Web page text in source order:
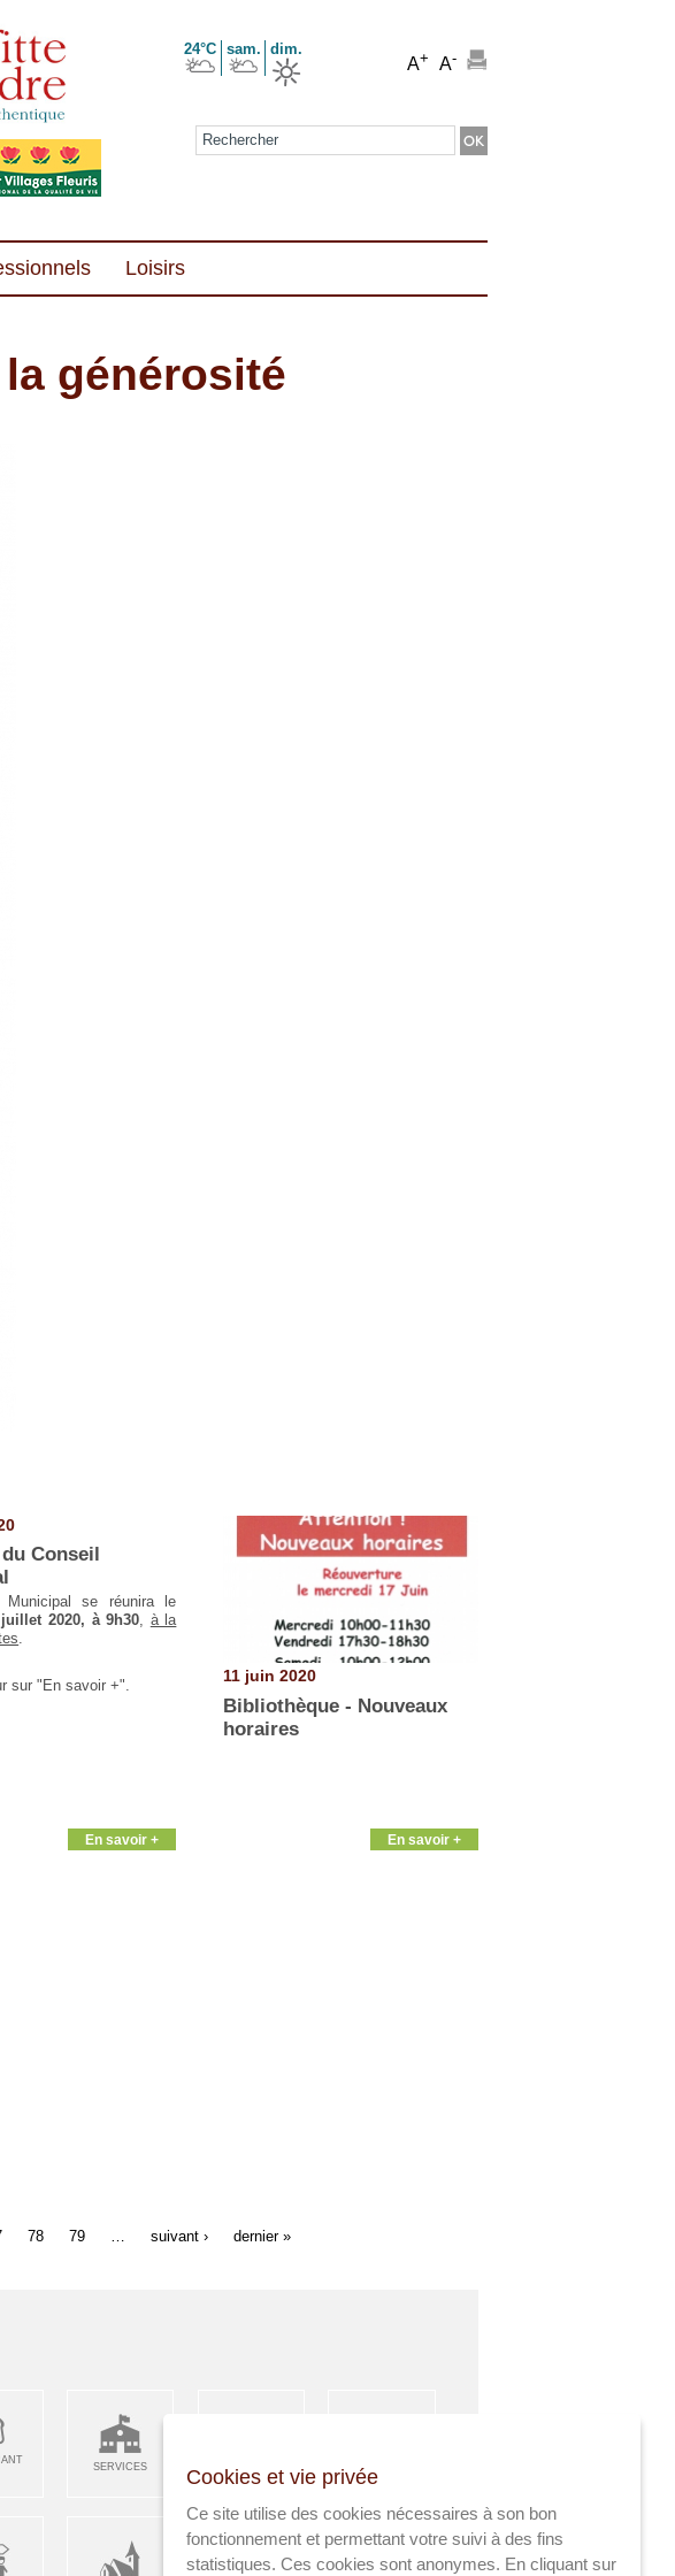
24°C sam. dim.
A+ A-
Formulaire de recherche
Loisirs
générosité
Conseil
Municipal se réunira le
2020, à 9h30, à la
.
sur "En savoir +".
En savoir +
11 juin 2020
Bibliothèque - Nouveaux
horaires
En savoir +
78 79 suivant › dernier »
SERVICES HÉBERGEMENT
ACTIVITÉS
SPORTIVES
Cookies et vie privée
Ce site utilise des cookies nécessaires à son bon
fonctionnement et permettant votre suivi à des fins
statistiques. Ces cookies sont anonymes. En cliquant sur